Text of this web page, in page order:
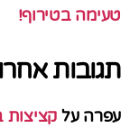
טעימה בטירוף!
תגובות
עפרה על קציצות